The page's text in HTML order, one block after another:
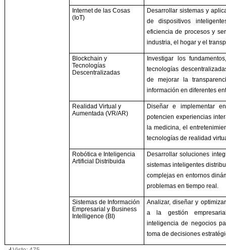
Internet de las Cosas
(IoT)
Desarrollar sistemas y
de dispositivos
eficiencia de procesos y
industria, el hogar y el
Blockchain y
Tecnologías
Descentralizadas
Investigar los
tecnologías
de mejorar la
información en diferentes
Realidad Virtual y
Aumentada (VR/AR)
Diseñar e implementar
potencien experiencias
la medicina, el
tecnologías de realidad
Robótica e Inteligencia
Artificial Distribuida
Desarrollar soluciones
sistemas inteligentes
complejas en entornos
problemas en tiempo real.
Sistemas de Información
Empresarial y Business
Intelligence (BI)
Analizar, diseñar y
a la gestión
inteligencia de negocios
toma de decisiones